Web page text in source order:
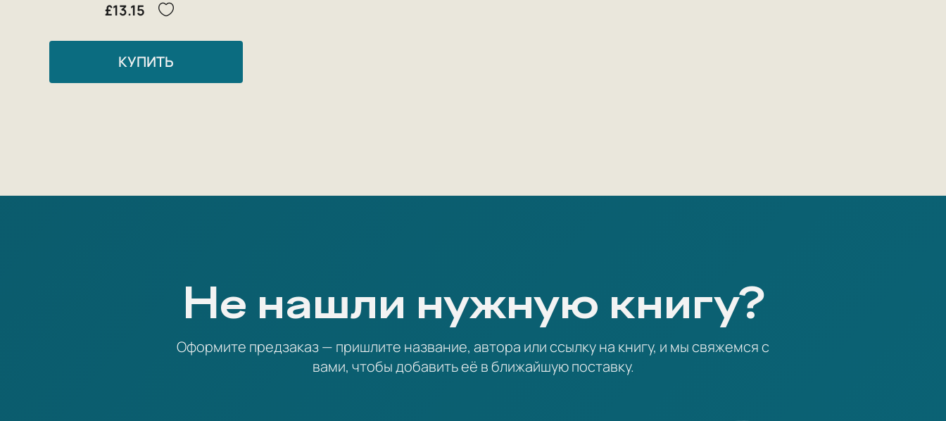
£13.15
КУПИТЬ
Не нашли нужную книгу?
Оформите предзаказ — пришлите название, автора или ссылку на книгу, и мы свяжемся с
вами, чтобы добавить её в ближайшую поставку.